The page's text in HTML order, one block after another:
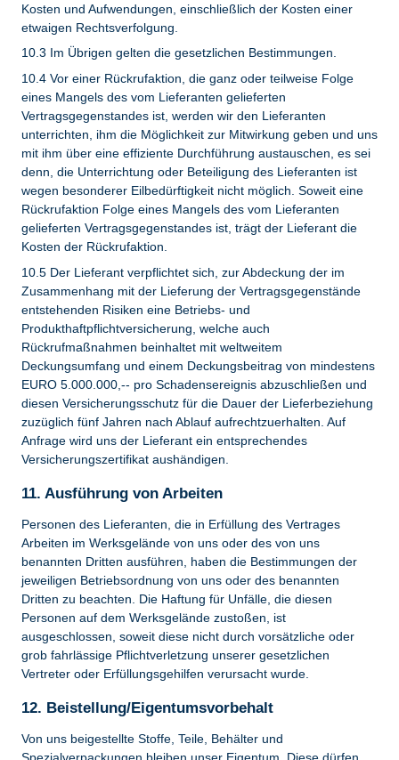
Kosten und Aufwendungen, einschließlich der Kosten einer
etwaigen Rechtsverfolgung.
10.3 Im Übrigen gelten die gesetzlichen Bestimmungen.
10.4 Vor einer Rückrufaktion, die ganz oder teilweise Folge
eines Mangels des vom Lieferanten gelieferten
Vertragsgegenstandes ist, werden wir den Lieferanten
unterrichten, ihm die Möglichkeit zur Mitwirkung geben und uns
mit ihm über eine effiziente Durchführung austauschen, es sei
denn, die Unterrichtung oder Beteiligung des Lieferanten ist
wegen besonderer Eilbedürftigkeit nicht möglich. Soweit eine
Rückrufaktion Folge eines Mangels des vom Lieferanten
gelieferten Vertragsgegenstandes ist, trägt der Lieferant die
Kosten der Rückrufaktion.
10.5 Der Lieferant verpflichtet sich, zur Abdeckung der im
Zusammenhang mit der Lieferung der Vertragsgegenstände
entstehenden Risiken eine Betriebs- und
Produkthaftpflichtversicherung, welche auch
Rückrufmaßnahmen beinhaltet mit weltweitem
Deckungsumfang und einem Deckungsbeitrag von mindestens
EURO 5.000.000,-- pro Schadensereignis abzuschließen und
diesen Versicherungsschutz für die Dauer der Lieferbeziehung
zuzüglich fünf Jahren nach Ablauf aufrechtzuerhalten. Auf
Anfrage wird uns der Lieferant ein entsprechendes
Versicherungszertifikat aushändigen.
11. Ausführung von Arbeiten
Personen des Lieferanten, die in Erfüllung des Vertrages
Arbeiten im Werksgelände von uns oder des von uns
benannten Dritten ausführen, haben die Bestimmungen der
jeweiligen Betriebsordnung von uns oder des benannten
Dritten zu beachten. Die Haftung für Unfälle, die diesen
Personen auf dem Werksgelände zustoßen, ist
ausgeschlossen, soweit diese nicht durch vorsätzliche oder
grob fahrlässige Pflichtverletzung unserer gesetzlichen
Vertreter oder Erfüllungsgehilfen verursacht wurde.
12. Beistellung/Eigentumsvorbehalt
Von uns beigestellte Stoffe, Teile, Behälter und